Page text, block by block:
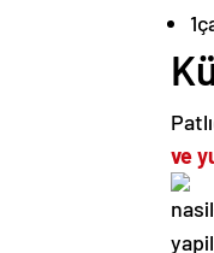
1
ve